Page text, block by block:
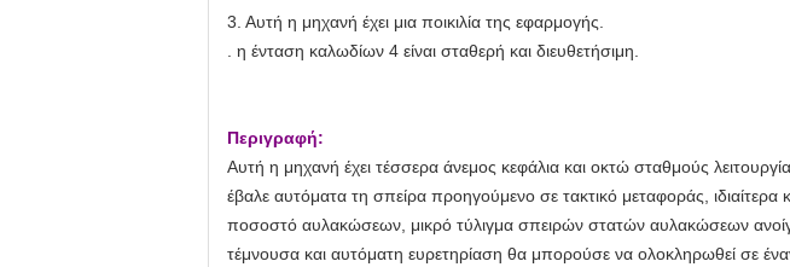
3. Αυτή η μηχανή έχει μια ποικιλία της εφαρμογής.
. η ένταση καλωδίων 4 είναι σταθερή και διευθετήσιμη.
Περιγραφή:
Αυτή η μηχανή έχει τέσσερα άνεμος κεφάλια και οκτώ σταθμούς
έβαλε αυτόματα τη σπείρα προηγούμενο σε τακτικό μεταφοράς,
ποσοστό αυλακώσεων, μικρό τύλιγμα σπειρών στατών αυλακώσεων
τέμνουσα και αυτόματη ευρετηρίαση θα μπορούσε να ολοκληρωθεί σε